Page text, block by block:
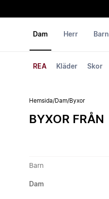
Dam
REA Kläder Skor
Herr Barn
Hemsida/Dam/Byxor
BYXOR FRÅN
Barn
Dam